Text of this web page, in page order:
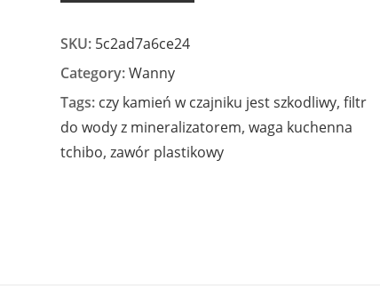
SKU: 5c2ad7a6ce24
Category:Wanny
Tags: czy kamień w czajniku jest szkodliwy, filtr
do wody z mineralizatorem, waga kuchenna
tchibo, zawór plastikowy